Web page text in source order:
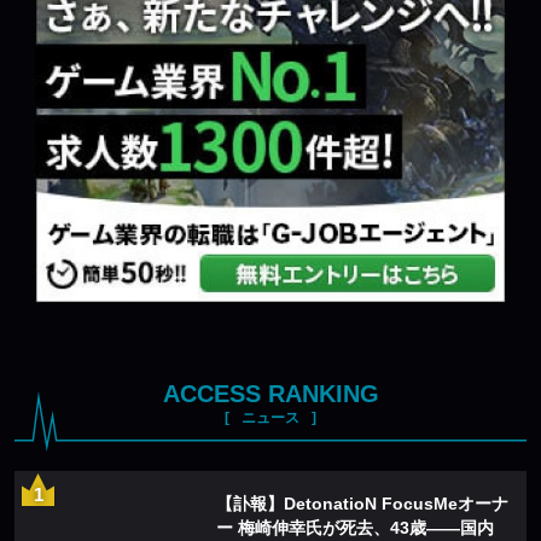
ACCESS RANKING
ニュース
【訃報】DetonatioN FocusMeオーナ
ー 梅崎伸幸氏が死去、43歳——国内